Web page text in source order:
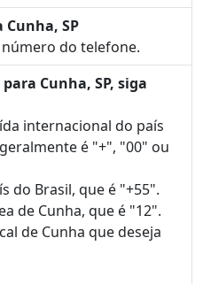
SP
do telefone.
Cunha, SP, siga
internacional do país
é "+", "00" ou
do Brasil, que é "+55".
de Cunha, que é "12".
de Cunha que deseja